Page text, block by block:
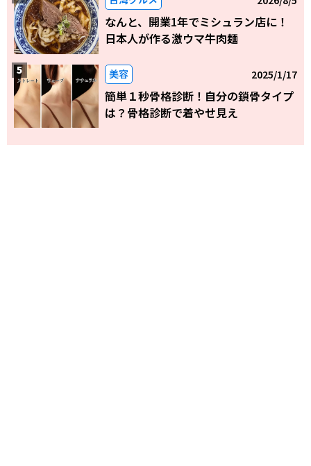
なんと、開業1年でミシュラン店に！
日本人が作る激ウマ牛肉麺
美容 2025/1/17
簡単１秒骨格診断！自分の鎖骨タイプ
は？骨格診断で着やせ見え